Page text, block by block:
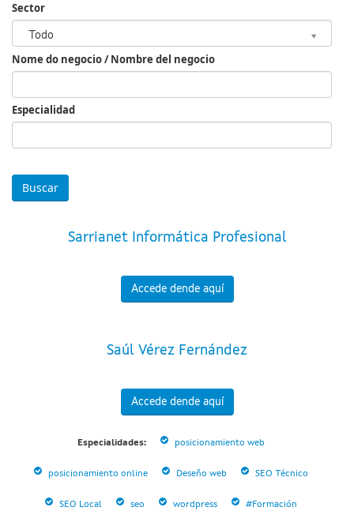
Sector
Todo
Sector
Nome do negocio / Nombre del negocio
Especialidad
Sarrianet Informática Profesional
Accede dende aquí
Saúl Vérez Fernández
Accede dende aquí
Especialidades: posicionamiento web
posicionamiento online Deseño web SEO Técnico
SEO Local seo wordpress #Formación